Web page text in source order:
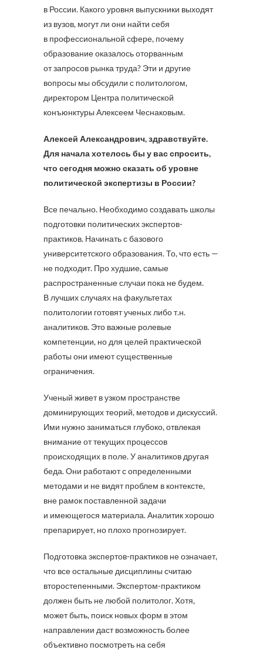
в России. Какого уровня выпускники выходят
из вузов, могут ли они найти себя
в профессиональной сфере, почему
образование оказалось оторванным
от запросов рынка труда? Эти и другие
вопросы мы обсудили с политологом,
директором Центра политической
конъюнктуры Алексеем Чеснаковым.
Алексей Александрович, здравствуйте.
Для начала хотелось бы у вас спросить,
что сегодня можно сказать об уровне
политической экспертизы в России?
Все печально. Необходимо создавать школы
подготовки политических экспертов-
практиков. Начинать с базового
университетского образования. То, что есть —
не подходит. Про худшие, самые
распространенные случаи пока не будем.
В лучших случаях на факультетах
политологии готовят ученых либо т.н.
аналитиков. Это важные ролевые
компетенции, но для целей практической
работы они имеют существенные
ограничения.
Ученый живет в узком пространстве
доминирующих теорий, методов и дискуссий.
Ими нужно заниматься глубоко, отвлекая
внимание от текущих процессов
происходящих в поле. У аналитиков другая
беда. Они работают с определенными
методами и не видят проблем в контексте,
вне рамок поставленной задачи
и имеющегося материала. Аналитик хорошо
препарирует, но плохо прогнозирует.
Подготовка экспертов-практиков не означает,
что все остальные дисциплины считаю
второстепенными. Экспертом-практиком
должен быть не любой политолог. Хотя,
может быть, поиск новых форм в этом
направлении даст возможность более
объективно посмотреть на себя